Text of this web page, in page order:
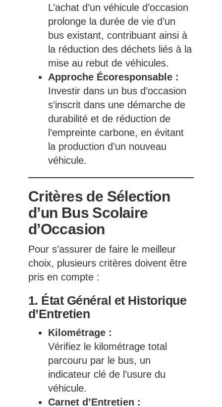
L’achat d’un véhicule d’occasion
prolonge la durée de vie d’un
bus existant, contribuant ainsi à
la réduction des déchets liés à la
mise au rebut de véhicules.
Approche Écoresponsable :
Investir dans un bus d’occasion
s’inscrit dans une démarche de
durabilité et de réduction de
l’empreinte carbone, en évitant
la production d’un nouveau
véhicule.
Critères de Sélection
d’un Bus Scolaire
d’Occasion
Pour s’assurer de faire le meilleur
choix, plusieurs critères doivent être
pris en compte :
1. État Général et Historique
d’Entretien
Kilométrage :
Vérifiez le kilométrage total
parcouru par le bus, un
indicateur clé de l’usure du
véhicule.
Carnet d’Entretien :